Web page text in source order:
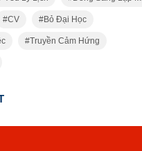
CV Bỏ Đại Học
Truyền Cảm Hứng